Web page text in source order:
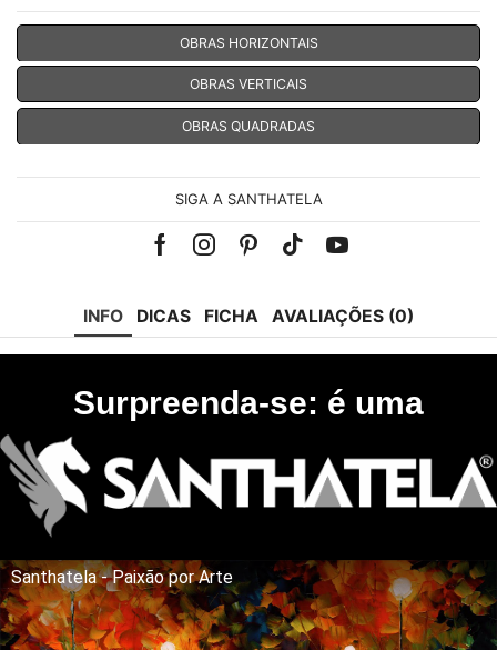
OBRAS HORIZONTAIS
OBRAS VERTICAIS
OBRAS QUADRADAS
SIGA A SANTHATELA
FacebookInstagramPinterest
Tik-Youtube
INFO DICAS FICHA AVALIAÇÕES (0)
Surpreenda-se: é uma
Santhatela - Paixão por Arte